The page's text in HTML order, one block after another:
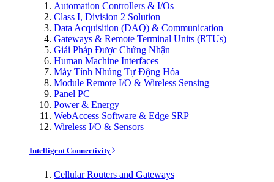
Automation Controllers & I/Os
Class I, Division 2 Solution
Data Acquisition (DAQ) & Communication
Gateways & Remote Terminal Units (RTUs)
Giải Pháp Được Chứng Nhận
Human Machine Interfaces
Máy Tính Nhúng Tự Động Hóa
Module Remote I/O & Wireless Sensing
Panel PC
Power & Energy
WebAccess Software & Edge SRP
Wireless I/O & Sensors
Intelligent Connectivity
Cellular Routers and Gateways